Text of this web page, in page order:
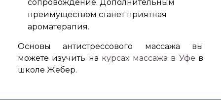
сопровождение. Дополнительным
преимуществом станет приятная
ароматерапия.
Основы антистрессового массажа вы
можете изучить на курсах массажа в Уфе в
школе Жебер.